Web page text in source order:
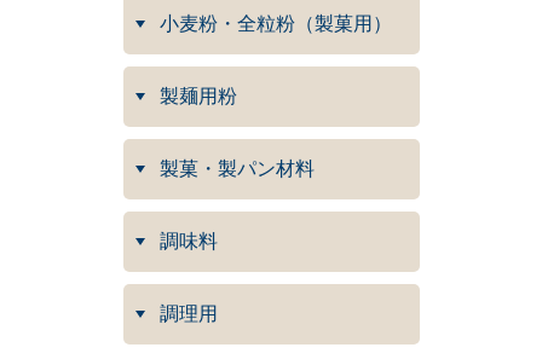
小麦粉・全粒粉（製菓用）
製麺用粉
製菓・製パン材料
調味料
調理用